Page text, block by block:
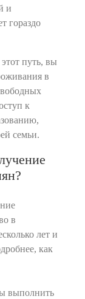
и
гораздо
путь, вы
в
к
семьи.
в
лет и
как
выполнить